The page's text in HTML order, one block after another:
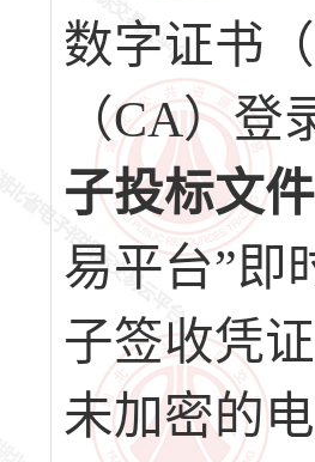
数字证书
（CA）
子投标文件
易平台”即
子签收凭
未加密的